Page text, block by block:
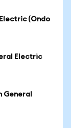
(Ondo
Electric
General